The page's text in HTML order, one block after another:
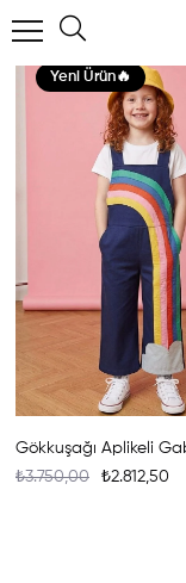
₺2.812,50
₺3.750,00
Yeni Ürün